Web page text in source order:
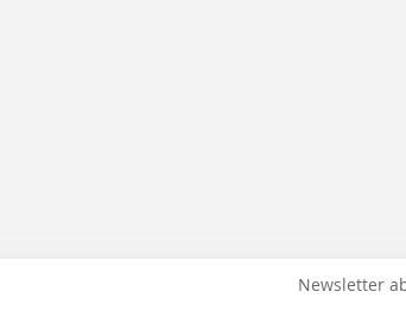
Newsletter